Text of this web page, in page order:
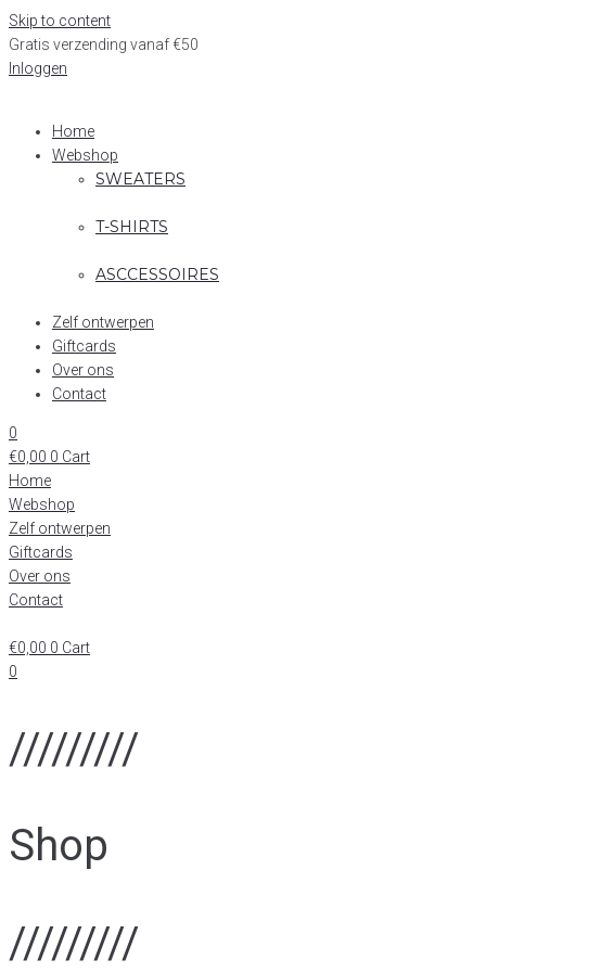
Skip to content
Gratis verzending vanaf €50
Inloggen
Home
Webshop
SWEATERS
T-SHIRTS
ASCCESSOIRES
Zelf ontwerpen
Giftcards
Over ons
Contact
0
€0,00 0 Cart
Home
Webshop
Zelf ontwerpen
Giftcards
Over ons
Contact
€0,00 0 Cart
0
/////////
Shop
/////////